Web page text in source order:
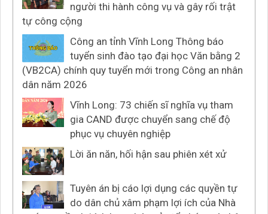
người thi hành công vụ và gây rối trật
tự công cộng
Công an tỉnh Vĩnh Long Thông báo
tuyển sinh đào tạo đại học Văn bằng 2
(VB2CA) chính quy tuyển mới trong Công an nhân
dân năm 2026
Vĩnh Long: 73 chiến sĩ nghĩa vụ tham
gia CAND được chuyển sang chế độ
phục vụ chuyên nghiệp
Lời ăn năn, hối hận sau phiên xét xử
Tuyên án bị cáo lợi dụng các quyền tự
do dân chủ xâm phạm lợi ích của Nhà